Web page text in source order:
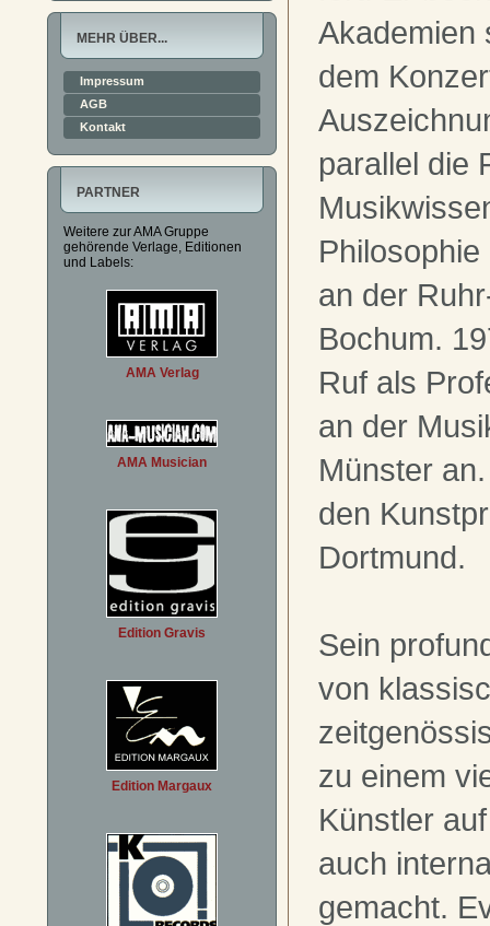
MEHR ÜBER...
Impressum
AGB
Kontakt
PARTNER
Weitere zur AMA Gruppe
gehörende Verlage, Editionen
und Labels:
AMA Verlag
AMA Musician
Edition Gravis
Edition Margaux
Akademien
dem
parallel die
an der
Bochum.
Ruf als
an der
Münster
den
Dortmund.
Sein
von
zu einem
Künstler
auch
gemacht.